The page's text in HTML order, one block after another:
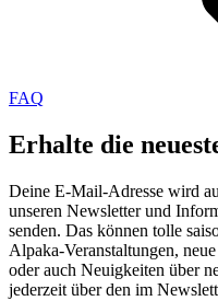
FAQ
Erhalte die
Deine E-Mail-Adresse wird
unseren Newsletter und
senden. Das können tolle
Alpaka-Veranstaltungen,
oder auch Neuigkeiten über
jederzeit über den im